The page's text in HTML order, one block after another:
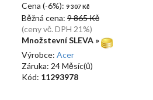
Cena (-6%): 9 307 Kč
Běžná cena: 9 865 Kč
(ceny vč. DPH 21%)
Množstevní SLEVA »
Výrobce: Acer
Záruka: 24 Měsíc(ů)
Kód: 11293978